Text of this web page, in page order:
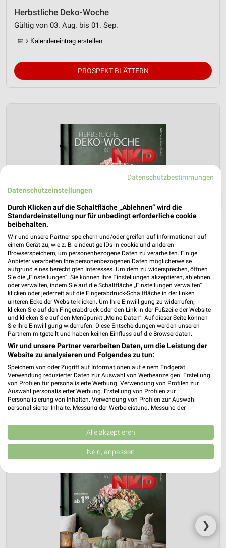
Herbstliche Deko-Woche
Gültig von 03. Aug. bis 01. Sep.
📅 Kalendereintrag erstellen
PROSPEKT BLÄTTERN
NKD Prospekt für Frankfurt (Main) ab
Mo. den 03.08.
Herbstliche Deko-Woche
Gültig von 03. Aug. bis 01. Sep.
📅 Kalendereintrag erstellen
PROSPEKT BLÄTTERN
❯
Datenschutzbestimmungen
Datenschutzeinstellungen
Durch Klicken auf die Schaltfläche „Ablehnen“ wird die
Standardeinstellung nur für unbedingt erforderliche cookie
beibehalten.
Wir und unsere Partner speichern und/oder greifen auf Informationen auf
einem Gerät zu, wie z. B. eindeutige IDs in cookie und anderen
Browserspeichern, um personenbezogene Daten zu verarbeiten. Einige
Anbieter verarbeiten Ihre personenbezogenen Daten möglicherweise
aufgrund eines berechtigten Interesses. Um dem zu widersprechen, öffnen
Sie die „Einstellungen“. Sie können Ihre Einstellungen akzeptieren, ablehnen
oder verwalten, indem Sie auf die Schaltfläche „Einstellungen verwalten“
klicken oder jederzeit auf die Fingerabdruck-Schaltfläche in der linken
unteren Ecke der Website klicken. Um Ihre Einwilligung zu widerrufen,
klicken Sie auf den Fingerabdruck oder den Link in der Fußzeile der Website
und klicken Sie auf den Menüpunkt „Meine Daten“. Auf dieser Seite können
Sie Ihre Einwilligung widerrufen. Diese Entscheidungen werden unseren
Partnern mitgeteilt und haben keinen Einfluss auf die Browserdaten.
Wir und unsere Partner verarbeiten Daten, um die Leistung der
Website zu analysieren und Folgendes zu tun:
Speichern von oder Zugriff auf Informationen auf einem Endgerät.
Verwendung reduzierter Daten zur Auswahl von Werbeanzeigen. Erstellung
von Profilen für personalisierte Werbung. Verwendung von Profilen zur
Auswahl personalisierter Werbung. Erstellung von Profilen zur
Personalisierung von Inhalten. Verwendung von Profilen zur Auswahl
personalisierter Inhalte. Messung der Werbeleistung. Messung der
Kombinationen von Daten aus verschiedenen Quellen. Entwicklung und
Verbesserung der Angebote. Verwendung reduzierter Daten zur Auswahl
von Inhalten.
Daten können außerhalb der Europäischen Union weitergegeben und in die
Website/App.
Partnerliste anzeigen (1 IAB-Anbieter)
Wir nutzen Ihre Daten für folgende Zwecke:
IAB-Verarbeitungszwecke:
Speichern von oder Zugriff auf Informationen
auf einem Endgerät
Alle akzeptieren
Nein, anpassen